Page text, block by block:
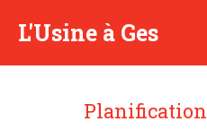
L'Usine à Ges
Planification